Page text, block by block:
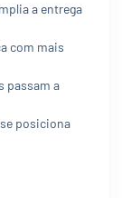
a entrega
com mais
passam a
posiciona